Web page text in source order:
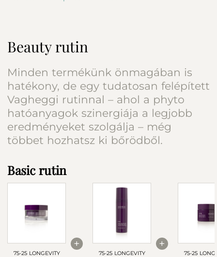
Beauty rutin
Minden termékünk önmagában is
hatékony, de egy tudatosan felépített
Vagheggi rutinnal – ahol a phyto
hatóanyagok szinergiája a legjobb
eredményeket szolgálja – még
többet hozhatsz ki bőrödből.
Basic rutin
75-25 LONGEVITY
+
75-25 LONGEVITY
+
75-25
75.25 Longevity éjszakai arckrémet, és engedd, hogy